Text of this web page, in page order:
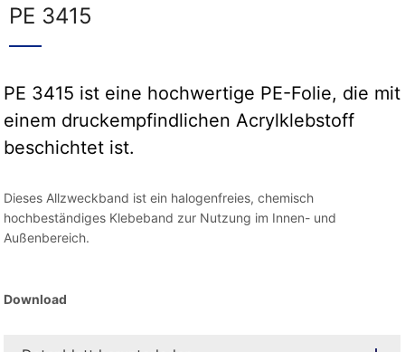
PE 3415
PE 3415 ist eine hochwertige PE-Folie, die mit
einem druckempfindlichen Acrylklebstoff
beschichtet ist.
Dieses Allzweckband ist ein halogenfreies, chemisch
hochbeständiges Klebeband zur Nutzung im Innen- und
Außenbereich.
Download